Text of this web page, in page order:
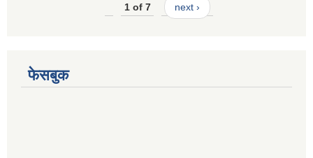
1 of 7 next ›
फेसबुक